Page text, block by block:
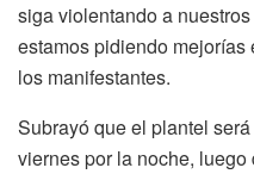
siga violentando a
estamos pidiendo mejorías
los manifestantes.
Subrayó que el plantel
viernes por la noche,